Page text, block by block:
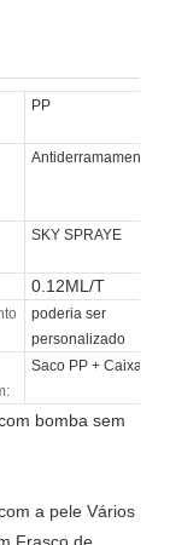
PP
Antiderramamento
SKY SPRAYE
0.12ML/T
poderia ser
personalizado
Saco PP + Caixa
bomba sem